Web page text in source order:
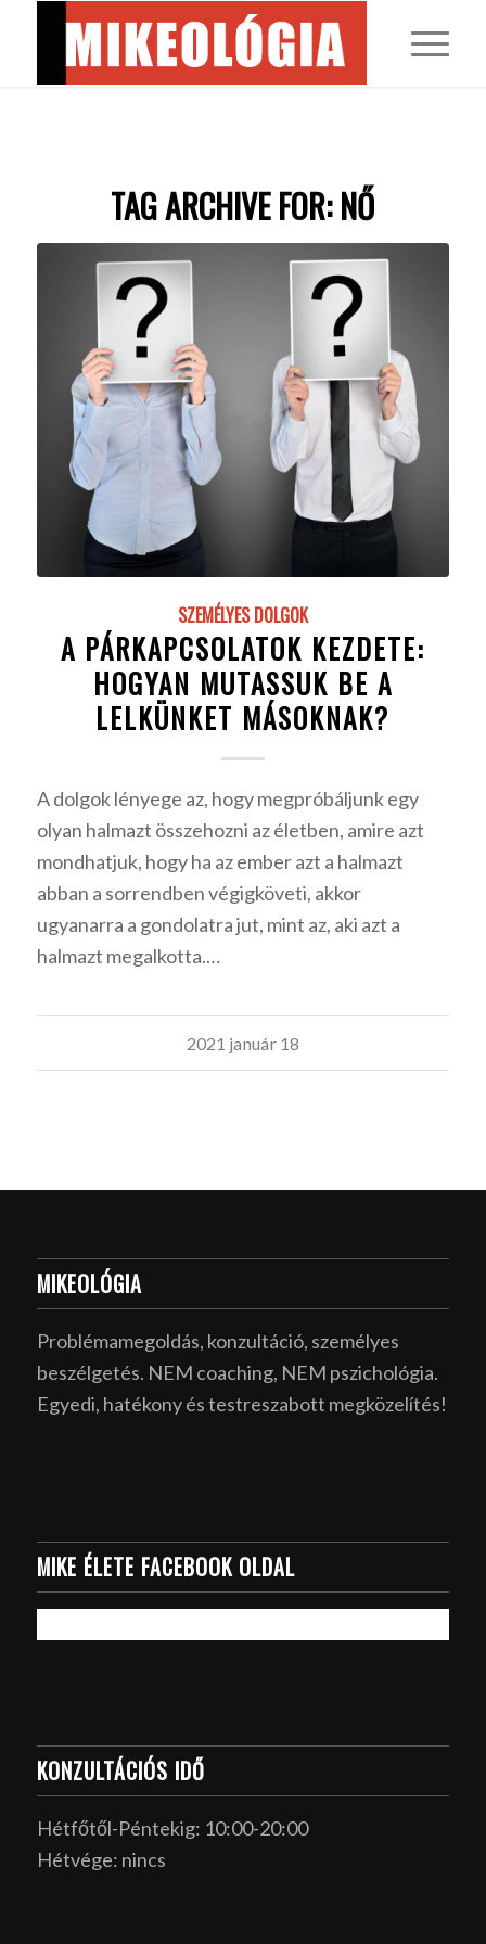
TAG ARCHIVE FOR:NŐ
SZEMÉLYES DOLGOK
A PÁRKAPCSOLATOK KEZDETE:
HOGYAN MUTASSUK BE A
LELKÜNKET MÁSOKNAK?
A dolgok lényege az, hogy megpróbáljunk egy
olyan halmazt összehozni az életben, amire azt
mondhatjuk, hogy ha az ember azt a halmazt
abban a sorrendben végigköveti, akkor
ugyanarra a gondolatra jut, mint az, aki azt a
halmazt megalkotta.…
2021 január 18
MIKEOLÓGIA
Problémamegoldás, konzultáció, személyes
beszélgetés. NEM coaching, NEM pszichológia.
Egyedi, hatékony és testreszabott megközelítés!
MIKE ÉLETE FACEBOOK OLDAL
KONZULTÁCIÓS IDŐ
Hétfőtől-Péntekig: 10:00-20:00
Hétvége: nincs